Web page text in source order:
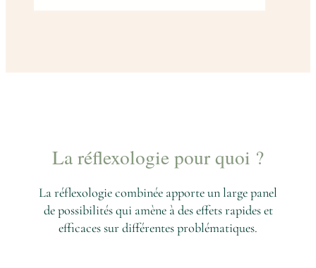
La réflexologie pour quoi ?
La réflexologie combinée apporte un large panel
de possibilités qui amène à des effets rapides et
efficaces sur différentes problématiques.